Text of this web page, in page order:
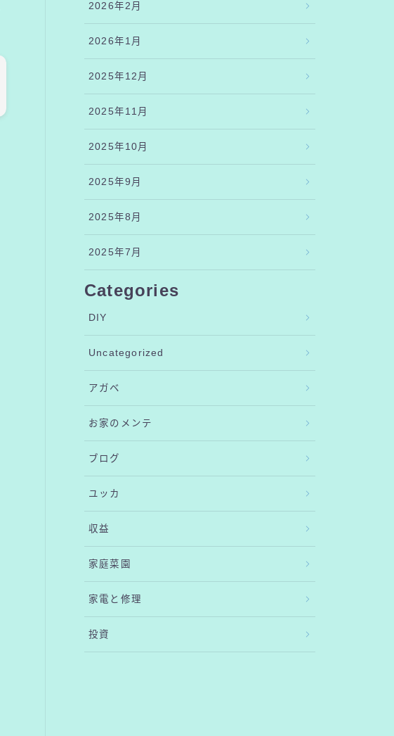
2026年2月
2026年1月
2025年12月
2025年11月
2025年10月
2025年9月
2025年8月
2025年7月
Categories
DIY
Uncategorized
アガベ
お家のメンテ
ブログ
ユッカ
収益
家庭菜園
家電と修理
投資